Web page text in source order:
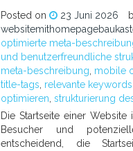
Posted on 23 Juni 2026
optimierte meta-
und benutzerfreundliche
meta-beschreibung mobile
title-tags relevante keywords
optimieren strukturierung
Die Startseite einer
Besucher und
entscheidend, die